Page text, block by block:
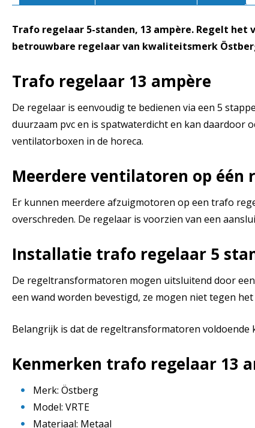
Trafo regelaar 5-standen, 13 ampère. Regelt
betrouwbare regelaar van kwaliteitsmerk
Trafo regelaar 13 ampère
De regelaar is eenvoudig te bedienen via een 5
duurzaam pvc en is spatwaterdicht en kan
ventilatorboxen in de horeca.
Meerdere ventilatoren op één
Er kunnen meerdere afzuigmotoren op een trafo
overschreden. De regelaar is voorzien van een
Installatie trafo regelaar 5
De regeltransformatoren mogen uitsluitend door
een wand worden bevestigd, ze mogen niet tegen
Belangrijk is dat de regeltransformatoren
Kenmerken trafo regelaar 13
Merk: Östberg
Model: VRTE
Materiaal: Metaal